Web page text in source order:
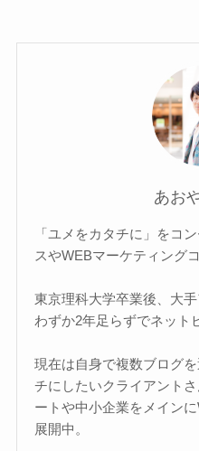
あお
「ユメをカタチに」をコ
スやWEBマーケティング
東京理科大学卒業後、大
わずか2年足らずでネット
現在は自身で複数ブログ
チにしたいクライアント
ートや中小企業をメイン
展開中。